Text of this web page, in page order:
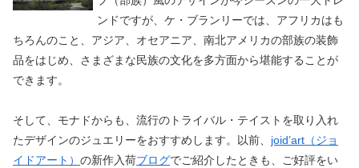
ンドですが、ケ・ブランリーでは、アフリカはも
ちろんのこと、アジア、オセアニア、南北アメリカの部族の装飾
品をはじめ、さまざまな民族の文化を多方面から堪能することが
できます。
そして、モナドからも、流行のトライバル・テイストを取り入れ
たデザインのジュエリーをおすすめします。以前、 joid’art（ジョ
イドアート） の新作入荷ブログでご紹介したときも、ご好評をい